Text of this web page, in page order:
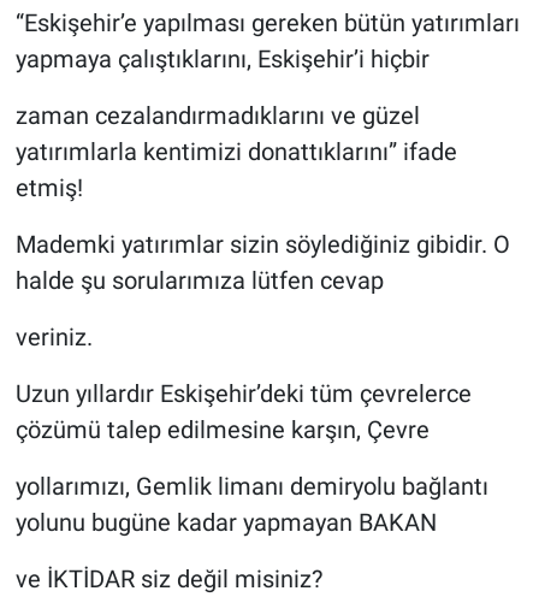
“Eskişehir’e yapılması gereken bütün yatırımları
yapmaya çalıştıklarını, Eskişehir’i hiçbir
zaman cezalandırmadıklarını ve güzel
yatırımlarla kentimizi donattıklarını” ifade
etmiş!
Mademki yatırımlar sizin söylediğiniz gibidir. O
halde şu sorularımıza lütfen cevap
veriniz.
Uzun yıllardır Eskişehir’deki tüm çevrelerce
çözümü talep edilmesine karşın, Çevre
yollarımızı, Gemlik limanı demiryolu bağlantı
yolunu bugüne kadar yapmayan BAKAN
ve İKTİDAR siz değil misiniz?